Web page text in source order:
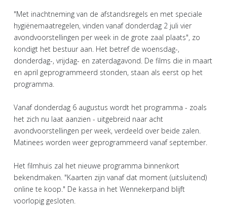
"Met inachtneming van de afstandsregels en met speciale
hygiënemaatregelen, vinden vanaf donderdag 2 juli vier
avondvoorstellingen per week in de grote zaal plaats", zo
kondigt het bestuur aan. Het betref de woensdag-,
donderdag-, vrijdag- en zaterdagavond. De films die in maart
en april geprogrammeerd stonden, staan als eerst op het
programma.
Vanaf donderdag 6 augustus wordt het programma - zoals
het zich nu laat aanzien - uitgebreid naar acht
avondvoorstellingen per week, verdeeld over beide zalen.
Matinees worden weer geprogrammeerd vanaf september.
Het filmhuis zal het nieuwe programma binnenkort
bekendmaken. "Kaarten zijn vanaf dat moment (uitsluitend)
online te koop." De kassa in het Wennekerpand blijft
voorlopig gesloten.